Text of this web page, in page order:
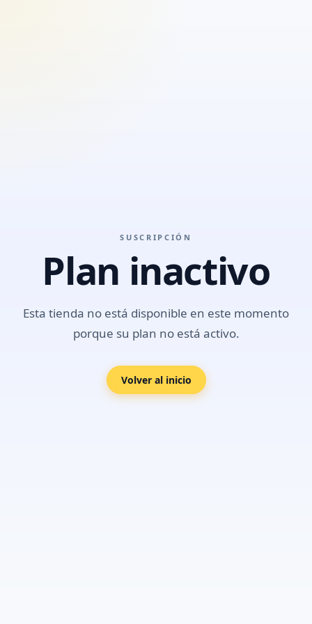
SUSCRIPCIÓN
Plan inactivo
Esta tienda no está disponible en este momento
porque su plan no está activo.
Volver al inicio